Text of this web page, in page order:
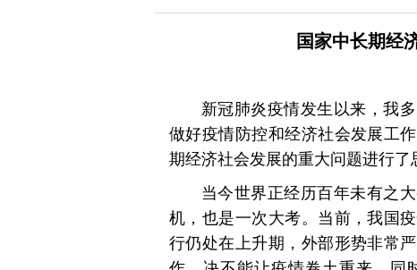
国家中长期经
新冠肺炎疫情发生以来，我
做好疫情防控和经济社会发展工
期经济社会发展的重大问题进行了
当今世界正经历百年未有之
机，也是一次大考。当前，我国
行仍处在上升期，外部形势非常